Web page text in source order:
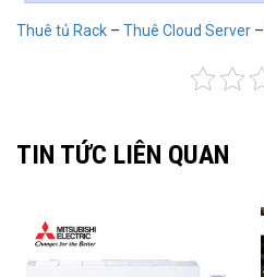
Thuê tủ Rack – Thuê Cloud Server –
TIN TỨC LIÊN QUAN